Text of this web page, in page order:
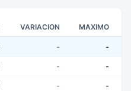
VARIACION MAXIMO
- -
- -
- -